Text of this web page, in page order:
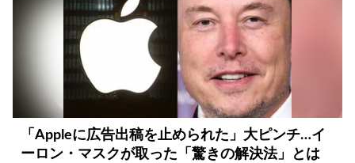
「Appleに広告出稿を止められた」大ピンチ…イ
ーロン・マスクが取った「驚きの解決法」とは